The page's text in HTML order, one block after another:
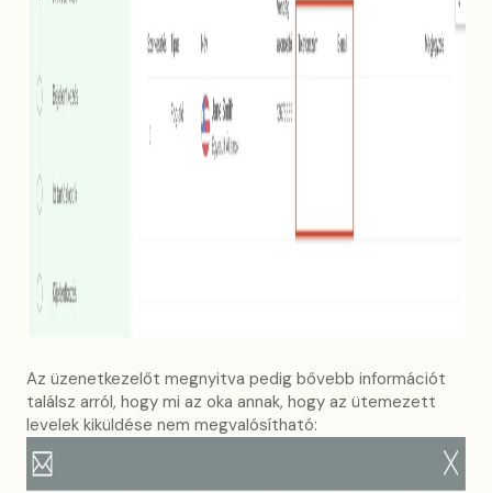
Az üzenetkezelőt megnyitva pedig bővebb információt
találsz arról, hogy mi az oka annak, hogy az ütemezett
levelek kiküldése nem megvalósítható: